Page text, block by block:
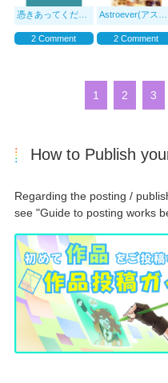
憑きあってください！
2 Comment
Astroever(アス
2 Comment
1 2 3
How to Publish
Regarding the posting /
see "Guide to posting works